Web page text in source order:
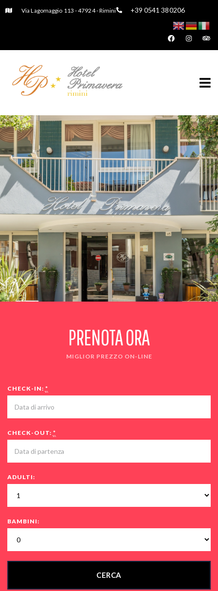
Via Lagomaggio 113 - 47924 - Rimini +39 0541 380206
PRENOTA ORA
MIGLIOR PREZZO ON-LINE
CHECK-IN: *
CHECK-OUT: *
ADULTI:
BAMBINI: